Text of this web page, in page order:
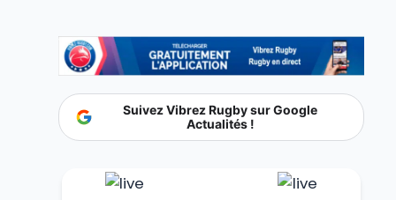
Suivez Vibrez Rugby sur Google
Actualités !